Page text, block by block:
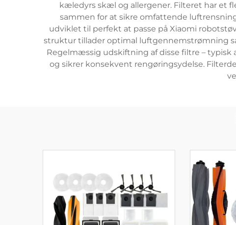
kæledyrs skæl og allergener. Filteret har et
sammen for at sikre omfattende
udviklet til perfekt at passe på Xiaomi
struktur tillader optimal luftgennemstrømning
Regelmæssig udskiftning af disse filtre –
og sikrer konsekvent rengøringsydelse.